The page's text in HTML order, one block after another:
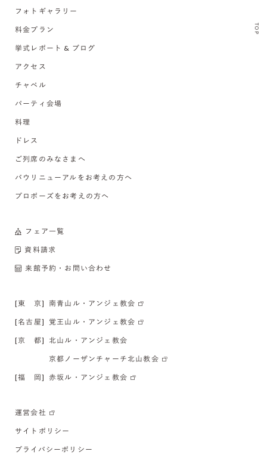
TOP
フォトギャラリー
料金プラン
挙式レポート & ブログ
アクセス
チャペル
パーティ会場
料理
ドレス
ご列席のみなさまへ
バウリニューアルをお考えの方へ
プロポーズをお考えの方へ
フェア一覧
資料請求
来館予約・お問い合わせ
[東 京] 南青山ル・アンジェ教会
[名古屋] 覚王山ル・アンジェ教会
[京 都] 北山ル・アンジェ教会
京都ノーザンチャーチ北山教会
[福 岡] 赤坂ル・アンジェ教会
運営会社
サイトポリシー
プライバシーポリシー